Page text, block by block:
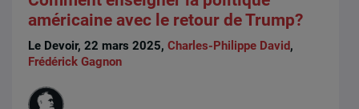
américaine avec le retour de Trump?
Le Devoir, 22 mars 2025,Charles-Philippe David,
Frédérick Gagnon